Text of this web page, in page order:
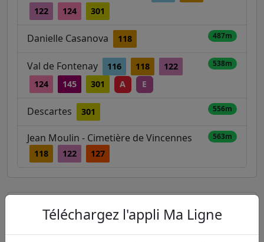
122
124 301
Danielle Casanova 118 487m
Val de Fontenay 116 118
122
124
145 301 A E
538m
Descartes 301 556m
Jean Moulin - Cimetière de Vincennes
118 122 127
563m
Autres lignes
Metro
Téléchargez l'appli Ma Ligne